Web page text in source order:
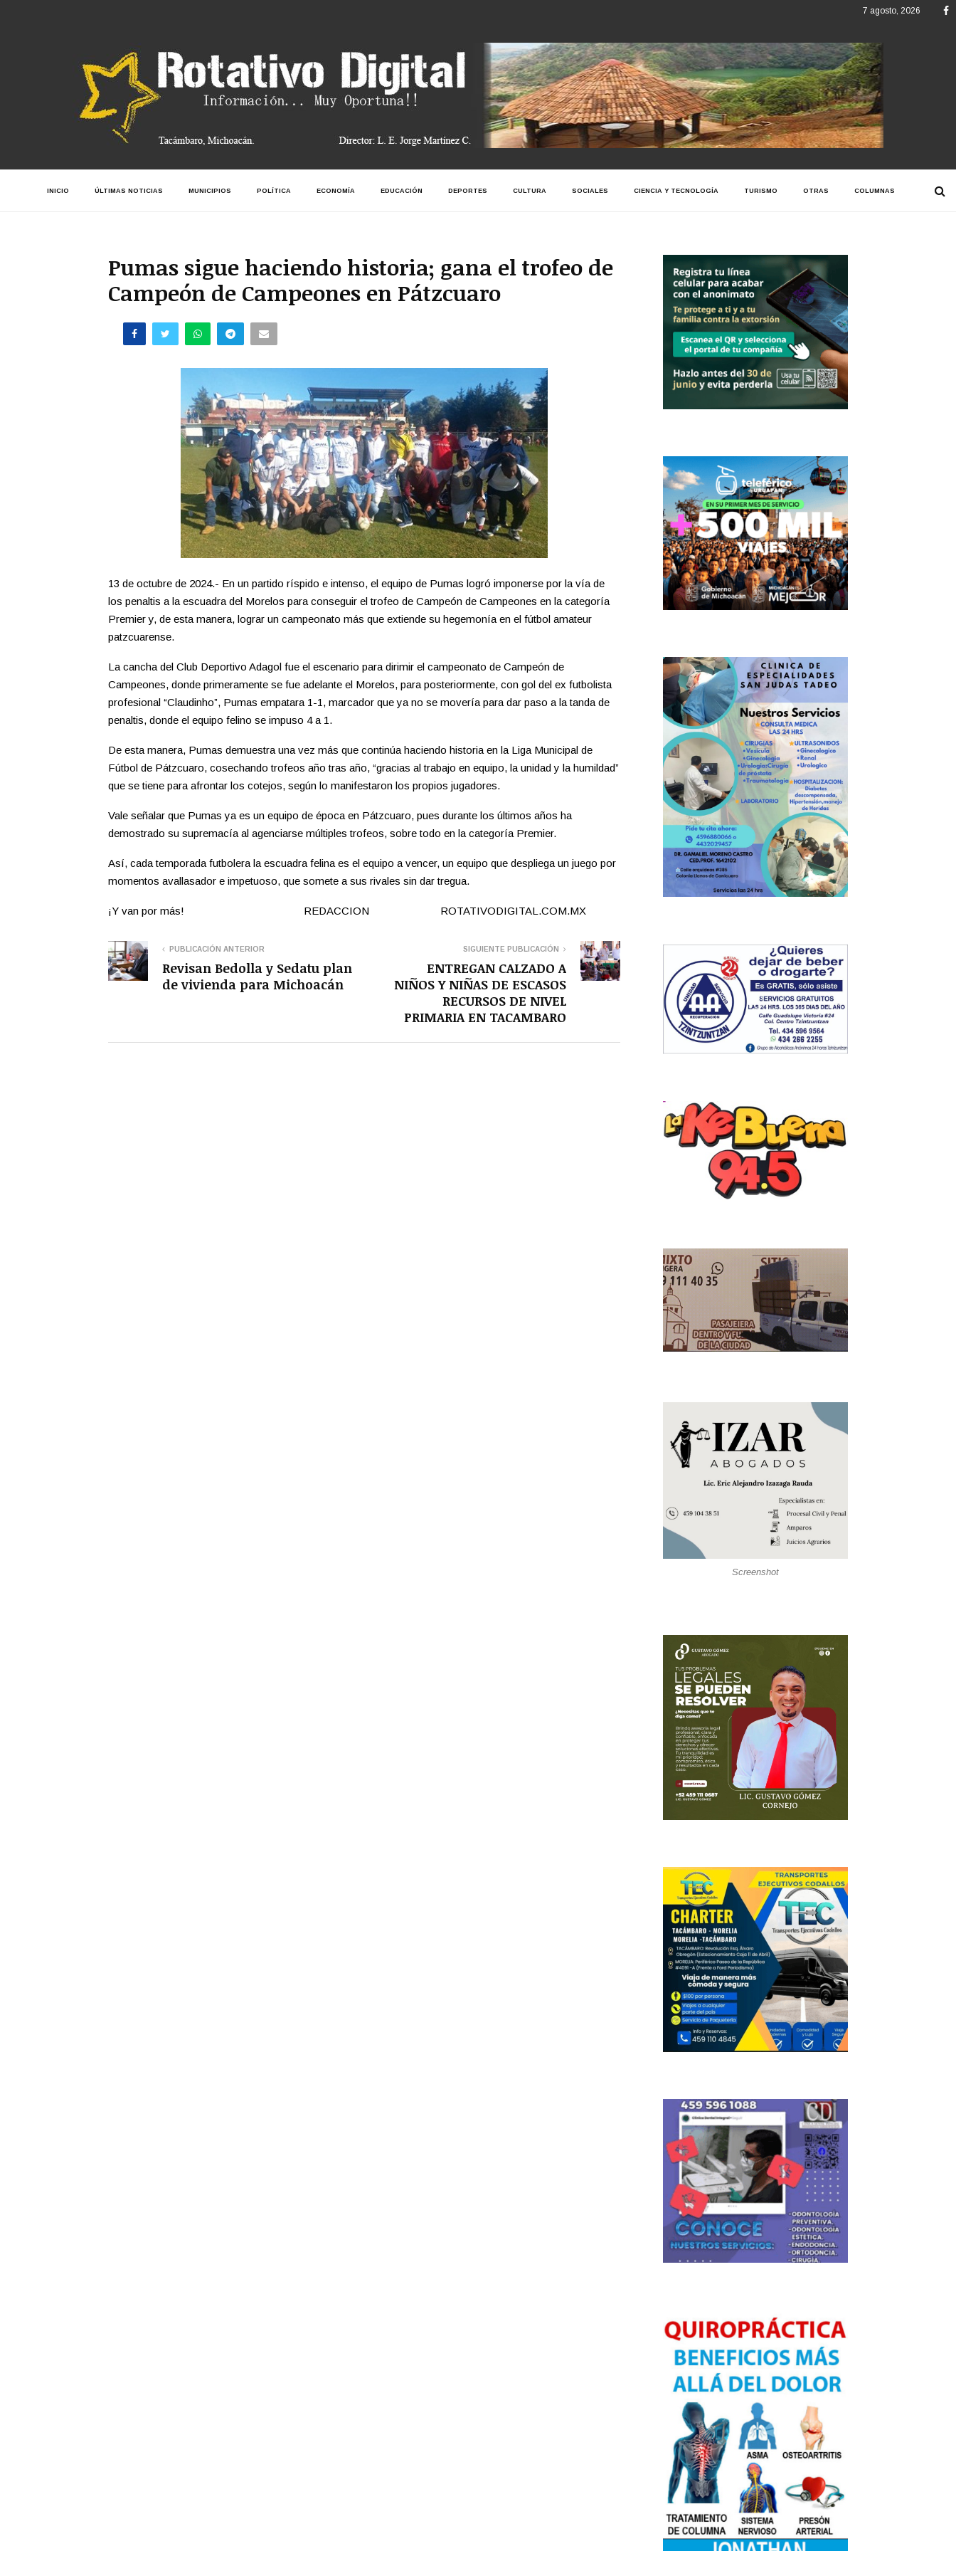
7 agosto, 2026
INICIO ÚLTIMAS NOTICIAS MUNICIPIOS POLÍTICA ECONOMÍA EDUCACIÓN DEPORTES CULTURA SOCIALES CIENCIA Y TECNOLOGÍA TURISMO OTRAS COLUMNAS
Pumas sigue haciendo historia; gana el trofeo de
Campeón de Campeones en Pátzcuaro
13 de octubre de 2024.- En un partido ríspido e intenso, el equipo de Pumas logró imponerse por la vía de
los penaltis a la escuadra del Morelos para conseguir el trofeo de Campeón de Campeones en la categoría
Premier y, de esta manera, lograr un campeonato más que extiende su hegemonía en el fútbol amateur
patzcuarense.
La cancha del Club Deportivo Adagol fue el escenario para dirimir el campeonato de Campeón de
Campeones, donde primeramente se fue adelante el Morelos, para posteriormente, con gol del ex futbolista
profesional “Claudinho”, Pumas empatara 1-1, marcador que ya no se movería para dar paso a la tanda de
penaltis, donde el equipo felino se impuso 4 a 1.
De esta manera, Pumas demuestra una vez más que continúa haciendo historia en la Liga Municipal de
Fútbol de Pátzcuaro, cosechando trofeos año tras año, “gracias al trabajo en equipo, la unidad y la humildad”
que se tiene para afrontar los cotejos, según lo manifestaron los propios jugadores.
Vale señalar que Pumas ya es un equipo de época en Pátzcuaro, pues durante los últimos años ha
demostrado su supremacía al agenciarse múltiples trofeos, sobre todo en la categoría Premier.
Así, cada temporada futbolera la escuadra felina es el equipo a vencer, un equipo que despliega un juego por
momentos avallasador e impetuoso, que somete a sus rivales sin dar tregua.
¡Y van por más! REDACCION ROTATIVODIGITAL.COM.MX
PUBLICACIÓN ANTERIOR
Revisan Bedolla y Sedatu plan
de vivienda para Michoacán
SIGUIENTE PUBLICACIÓN
ENTREGAN CALZADO A
NIÑOS Y NIÑAS DE ESCASOS
RECURSOS DE NIVEL
PRIMARIA EN TACAMBARO
Screenshot